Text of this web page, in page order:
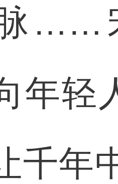
……
年轻
千年